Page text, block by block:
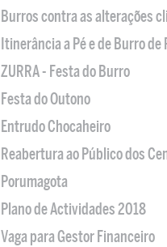
Burros contra as alterações
Itinerância a Pé e de Burro
ZURRA - Festa do Burro
Festa do Outono
Entrudo Chocaheiro
Reabertura ao Público dos
Porumagota
Plano de Actividades 2018
Vaga para Gestor Financeiro